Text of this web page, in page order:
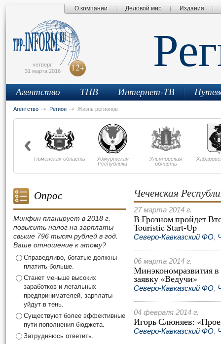
О компании Деловой мир Издания
четверг,
31 марта 2016
12+
Агентство ТПВ Интернет-ТВ
Агентство Регион Жизнь регионов
Тюменская область
Удмуртская
Республика
Ульяновская
область
Опрос
Минфин планирует в 2018 г.
повысить налог на зарплаты
свыше 796 тысяч рублей в год.
Ваше отношение к этому?
Справедливо, богатые должны
платить больше.
Станет меньше высоких
заработков и легальных
предпринимателей, зарплаты
уйдут в тень.
Существуют более эффективные
пути пополнения бюджета.
Затрудняюсь ответить.
Чеченская
27 марта 2014 г.
В Грозном пройдет
Touristic Start-Up
Северо-Кавказский ФО,
06 марта 2014 г.
Минэкономразвития
заявку «Ведучи»
Северо-Кавказский ФО,
04 февраля 2014 г.
Игорь Слюняев:
Северо-Кавказский ФО,